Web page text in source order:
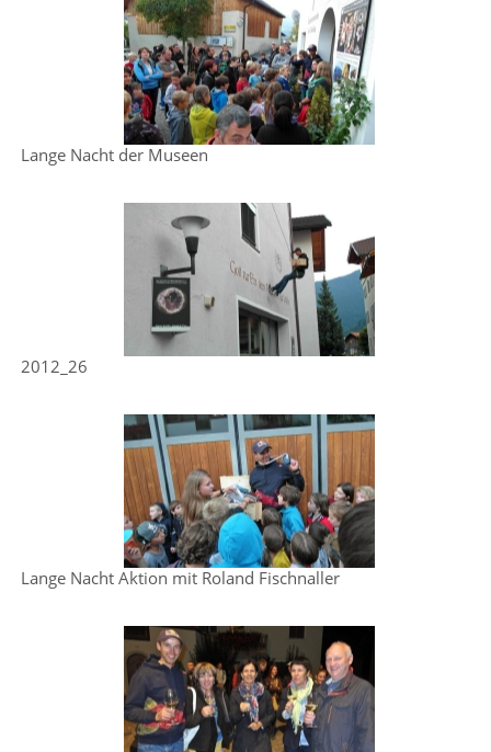
Lange Nacht der Museen
2012_26
Lange Nacht Aktion mit Roland Fischnaller